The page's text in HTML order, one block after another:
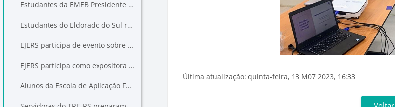
Estudantes da EMEB Presidente João Goulart, de NH, participam ação educacional promovida por EJERS e Escola do Legislativo
Estudantes do Eldorado do Sul recebem Programa Lideranças do Futuro
EJERS participa de evento sobre participação feminina na política em Uruguaiana
EJERS participa como expositora do 2º Boas Práticas JE - Compartilhando o Sucesso
Alunos da Escola de Aplicação Feevale (NH) assistem a palestras e conhecem urna eletrônica na Câmara Municipal
Última atualização: quinta-feira, 13 M07 2023, 16:33